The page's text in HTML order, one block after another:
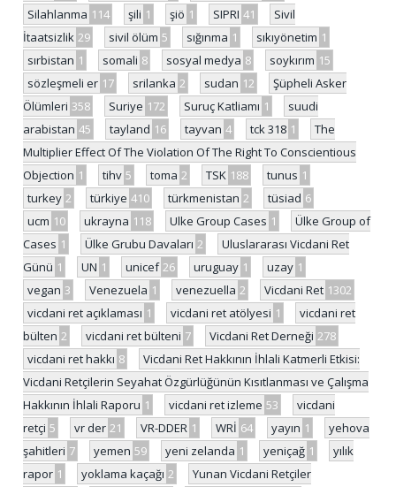
Silahlanma 114 şili 1 şiö 1 SIPRI 41
Sivil
İtaatsizlik 29 sivil ölüm 5 sığınma 1 sıkıyönetim 1
sırbistan 1 somali 8 sosyal medya 8 soykırım 15
sözleşmeli er 17 srilanka 2 sudan 12
Şüpheli Asker
Ölümleri 358 Suriye 172 Suruç Katliamı 1
suudi
arabistan 45 tayland 16 tayvan 4 tck 318 1
The
Multiplier Effect Of The Violation Of The Right To Conscientious
Objection 1 tihv 5 toma 2 TSK 188 tunus 1
turkey 2 türkiye 410 türkmenistan 2 tüsiad 6
ucm 10 ukrayna 118 Ulke Group Cases 1
Ülke Group of
Cases 1 Ülke Grubu Davaları 2
Uluslararası Vicdani Ret
Günü 1 UN 1 unicef 26 uruguay 1 uzay 1
vegan 3 Venezuela 1 venezuella 2 Vicdani Ret 1302
vicdani ret açıklaması 1 vicdani ret atölyesi 1
vicdani ret
bülten 2 vicdani ret bülteni 7 Vicdani Ret Derneği 278
vicdani ret hakkı 8
Vicdani Ret Hakkının İhlali Katmerli Etkisi:
Vicdani Retçilerin Seyahat Özgürlüğünün Kısıtlanması ve Çalışma
Hakkının İhlali Raporu 1 vicdani ret izleme 53
vicdani
retçi 5 vr der 21 VR-DDER 1 WRİ 64 yayın 1
yehova
şahitleri 7 yemen 59 yeni zelanda 1 yeniçağ 1
yılık
rapor 1 yoklama kaçağı 2
Yunan Vicdani Retçiler